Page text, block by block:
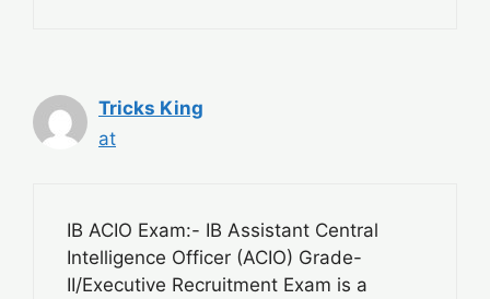
Tricks King
at
IB ACIO Exam:- IB Assistant Central
Intelligence Officer (ACIO) Grade-
II/Executive Recruitment Exam is a